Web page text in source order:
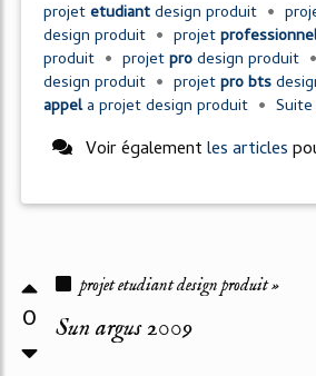
projetetudiantdesign produit •
design produit • projet
produit • projetprodesign produit •
design produit • projetpro bts
appela projet design produit • Suite
Voir égalementles articles
0
projet etudiant design produit »
Sun argus 2009